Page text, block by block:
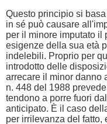
Questo principio si
in sé può causare
per il minore imputato il
esigenze della sua età
indelebili. Proprio per
introdotto delle
arrecare il minor danno
n. 448 del 1988
tendono a porre fuori
anticipato. È il caso
per irrilevanza del fatto,